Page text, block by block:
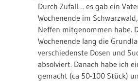
Durch Zufall… es gab ein
Wochenende im
Neffen mitgenommen habe.
Wochenende lang die
verschiedenste Dosen und
absolviert. Danach habe ich
gemacht (ca 50-100 Stück)